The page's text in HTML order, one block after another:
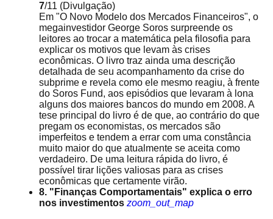
7/11 (Divulgação)
Em "O Novo Modelo dos Mercados Financeiros", o
megainvestidor George Soros surpreende os
leitores ao trocar a matemática pela filosofia para
explicar os motivos que levam às crises
econômicas. O livro traz ainda uma descrição
detalhada de seu acompanhamento da crise do
subprime e revela como ele mesmo reagiu, à frente
do Soros Fund, aos episódios que levaram à lona
alguns dos maiores bancos do mundo em 2008. A
tese principal do livro é de que, ao contrário do que
pregam os economistas, os mercados são
imperfeitos e tendem a errar com uma constância
muito maior do que atualmente se aceita como
verdadeiro. De uma leitura rápida do livro, é
possível tirar lições valiosas para as crises
econômicas que certamente virão.
8. "Finanças Comportamentais" explica o erro
nos investimentos zoom_out_map